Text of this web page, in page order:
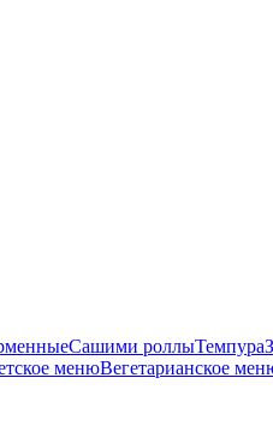
Сашими роллыТемпура
менюВегетарианское